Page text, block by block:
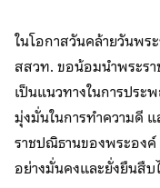
ในโอกาสวันคล้ายวันพ
สสวท. ขอน้อมนำพระร
เป็นแนวทางในการปร
มุ่งมั่นในการทำความดี
ราชปณิธานของพระองค์
อย่างมั่นคงและยั่งยืนสืบ